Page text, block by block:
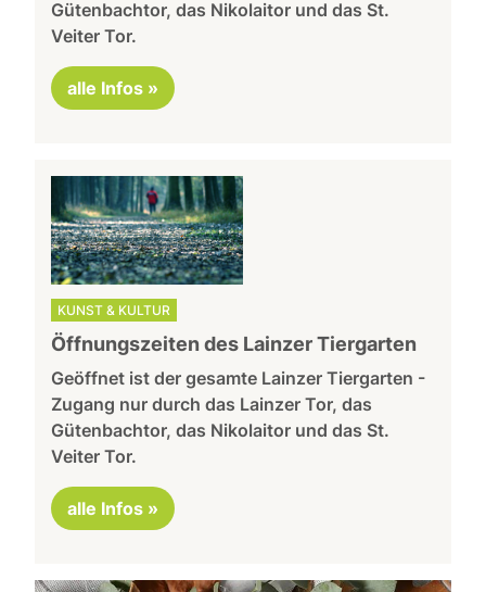
Gütenbachtor, das Nikolaitor und das St.
Veiter Tor.
alle Infos »
KUNST & KULTUR
Öffnungszeiten des Lainzer Tiergarten
Geöffnet ist der gesamte Lainzer Tiergarten -
Zugang nur durch das Lainzer Tor, das
Gütenbachtor, das Nikolaitor und das St.
Veiter Tor.
alle Infos »